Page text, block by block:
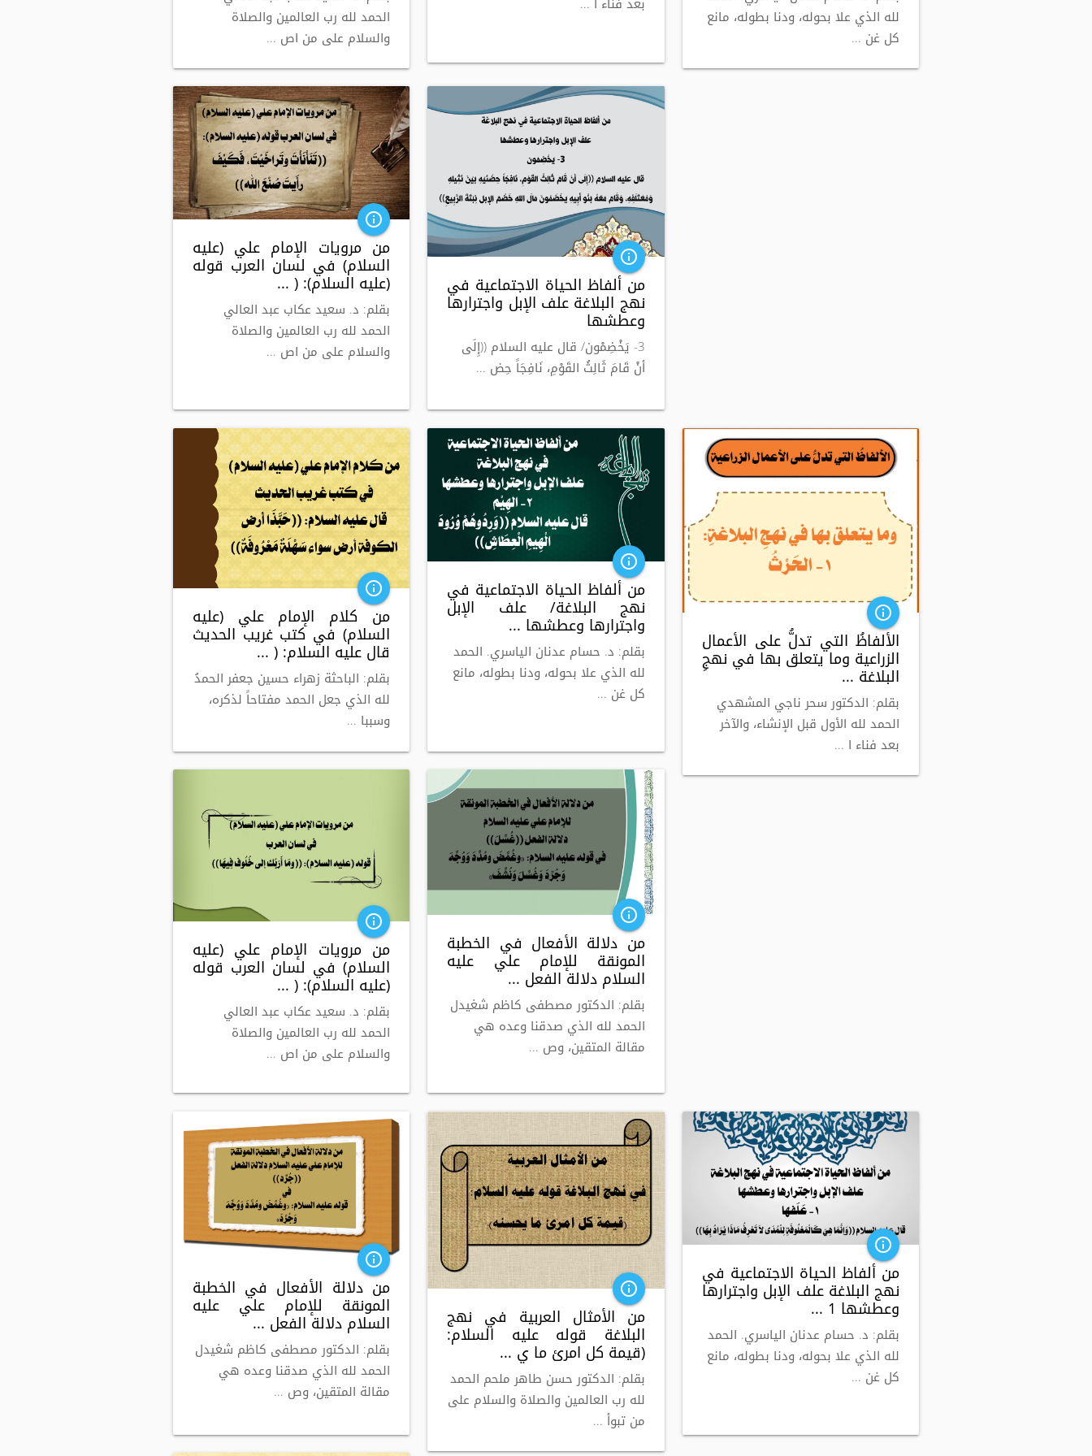
لله الذي علا بحوله، ودنا بطوله، مانع
كل غن ...
الحمد لله رب العالمين والصلاة
والسلام على من اص ...
info_outline
من ألفاظ الحياة الاجتماعية في
نهج البلاغة علف الإبل واجترارها
وعطشها
3- يَخْضِمْون/ قال عليه السلام ((إِلَى
أنْ قَامَ ثَالِثُ القَوْمِ، نَافِجَاً حِض ...
info_outline
من مرويات الإمام علي (عليه
السلام) في لسان العرب قوله
(عليه السلام): ( ...
بقلم: د. سعيد عكاب عبد العالي
الحمد لله رب العالمين والصلاة
والسلام على من اص ...
info_outline
الألفاظُ التي تدلُّ على الأعمال
الزراعية وما يتعلق بها في نهجِ
البلاغة ...
بقلم: الدكتور سحر ناجي المشهدي
الحمد لله الأول قبل الإنشاء، والآخر
بعد فناء ا ...
info_outline
من ألفاظ الحياة الاجتماعية في
نهج البلاغة/ علف الإبل
واجترارها وعطشها ...
بقلم: د. حسام عدنان الياسري. الحمد
لله الذي علا بحوله، ودنا بطوله، مانع
كل غن ...
info_outline
من كلام الإمام علي (عليه
السلام) في كتب غريب الحديث
قال عليه السلام: ( ...
بقلم: الباحثة زهراء حسين جعفر الحمدُ
لله الذي جعل الحمد مفتاحاً لذكره،
وسببا ...
info_outline
من دلالة الأفعال في الخطبة
المونقة للإمام علي عليه
السلام دلالة الفعل ...
بقلم: الدكتور مصطفى كاظم شغيدل
الحمد لله الذي صدقنا وعده هي
مقالة المتقين، وص ...
info_outline
من مرويات الإمام علي (عليه
السلام) في لسان العرب قوله
(عليه السلام): ( ...
بقلم: د. سعيد عكاب عبد العالي
الحمد لله رب العالمين والصلاة
والسلام على من اص ...
info_outline
من ألفاظ الحياة الاجتماعية في
نهج البلاغة علف الإبل واجترارها
وعطشها 1 ...
بقلم: د. حسام عدنان الياسري. الحمد
لله الذي علا بحوله، ودنا بطوله، مانع
كل غن ...
info_outline
من الأمثال العربية في نهج
البلاغة قوله عليه السلام:
(قيمة كل امرئ ما ي ...
بقلم: الدكتور حسن طاهر ملحم الحمد
لله رب العالمين والصلاة والسلام على
من تبوأ ...
info_outline
من دلالة الأفعال في الخطبة
المونقة للإمام علي عليه
السلام دلالة الفعل ...
بقلم: الدكتور مصطفى كاظم شغيدل
الحمد لله الذي صدقنا وعده هي
مقالة المتقين، وص ...